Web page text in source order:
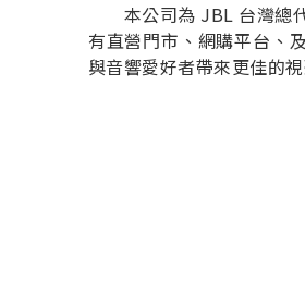
本公司為 JBL 台灣總代
有直營門市、網購平台、
與音響愛好者帶來更佳的